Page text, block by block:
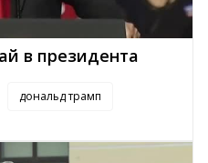
в президента
дональд трамп